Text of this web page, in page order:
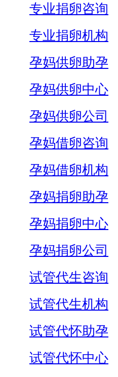
专业捐卵咨询
专业捐卵机构
孕妈供卵助孕
孕妈供卵中心
孕妈供卵公司
孕妈借卵咨询
孕妈借卵机构
孕妈捐卵助孕
孕妈捐卵中心
孕妈捐卵公司
试管代生咨询
试管代生机构
试管代怀助孕
试管代怀中心